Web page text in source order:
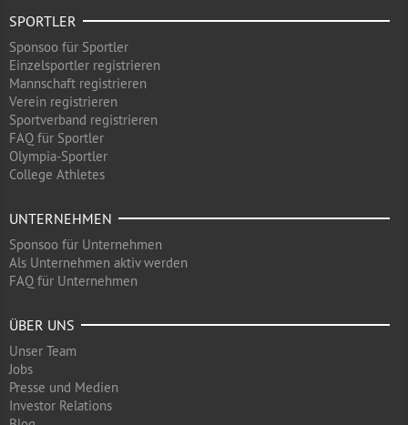
SPORTLER
Sponsoo für Sportler
Einzelsportler registrieren
Mannschaft registrieren
Verein registrieren
Sportverband registrieren
FAQ für Sportler
Olympia-Sportler
College Athletes
UNTERNEHMEN
Sponsoo für Unternehmen
Als Unternehmen aktiv werden
FAQ für Unternehmen
ÜBER UNS
Unser Team
Jobs
Presse und Medien
Investor Relations